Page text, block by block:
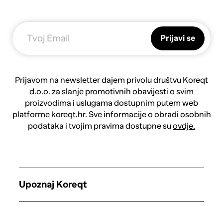
Prijavi se
Prijavom na newsletter dajem privolu društvu Koreqt
d.o.o. za slanje promotivnih obavijesti o svim
proizvodima i uslugama dostupnim putem web
platforme koreqt.hr. Sve informacije o obradi osobnih
podataka i tvojim pravima dostupne suovdje.
Upoznaj Koreqt